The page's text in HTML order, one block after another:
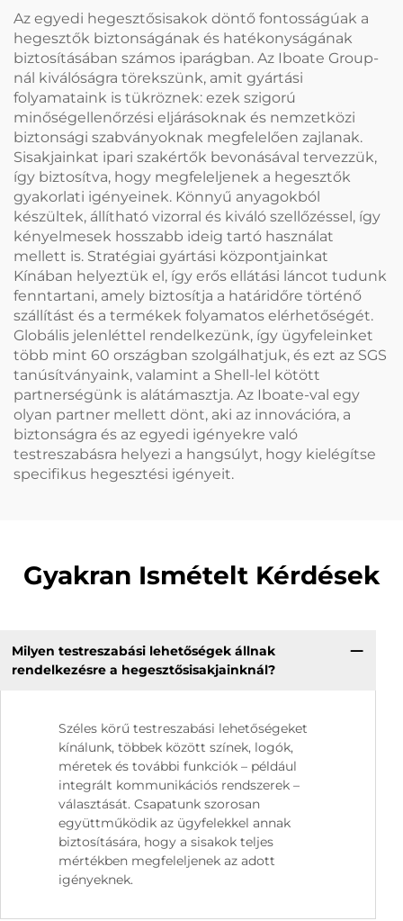
Az egyedi hegesztősisakok döntő fontosságúak a
hegesztők biztonságának és hatékonyságának
biztosításában számos iparágban. Az Iboate Group-
nál kiválóságra törekszünk, amit gyártási
folyamataink is tükröznek: ezek szigorú
minőségellenőrzési eljárásoknak és nemzetközi
biztonsági szabványoknak megfelelően zajlanak.
Sisakjainkat ipari szakértők bevonásával tervezzük,
így biztosítva, hogy megfeleljenek a hegesztők
gyakorlati igényeinek. Könnyű anyagokból
készültek, állítható vizorral és kiváló szellőzéssel, így
kényelmesek hosszabb ideig tartó használat
mellett is. Stratégiai gyártási központjainkat
Kínában helyeztük el, így erős ellátási láncot tudunk
fenntartani, amely biztosítja a határidőre történő
szállítást és a termékek folyamatos elérhetőségét.
Globális jelenléttel rendelkezünk, így ügyfeleinket
több mint 60 országban szolgálhatjuk, és ezt az SGS
tanúsítványaink, valamint a Shell-lel kötött
partnerségünk is alátámasztja. Az Iboate-val egy
olyan partner mellett dönt, aki az innovációra, a
biztonságra és az egyedi igényekre való
testreszabásra helyezi a hangsúlyt, hogy kielégítse
specifikus hegesztési igényeit.
Gyakran Ismételt Kérdések
Milyen testreszabási lehetőségek állnak
rendelkezésre a hegesztősisakjainknál?
Széles körű testreszabási lehetőségeket
kínálunk, többek között színek, logók,
méretek és további funkciók – például
integrált kommunikációs rendszerek –
választását. Csapatunk szorosan
együttműködik az ügyfelekkel annak
biztosítására, hogy a sisakok teljes
mértékben megfeleljenek az adott
igényeknek.